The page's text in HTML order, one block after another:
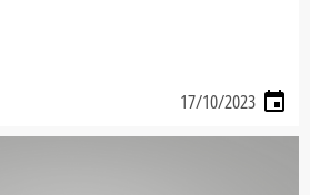
17/10/2023